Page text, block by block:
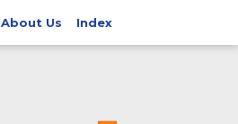
About Us Index